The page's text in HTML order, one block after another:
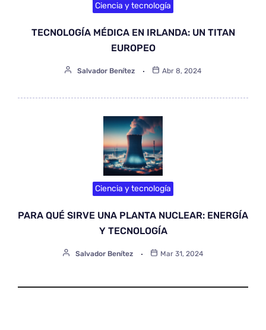
Ciencia y tecnología
TECNOLOGÍA MÉDICA EN IRLANDA: UN TITAN
EUROPEO
Salvador Benítez Abr 8, 2024
Ciencia y tecnología
PARA QUÉ SIRVE UNA PLANTA NUCLEAR: ENERGÍA
Y TECNOLOGÍA
Salvador Benítez Mar 31, 2024